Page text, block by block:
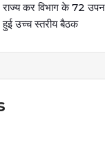
कर विभाग के 72
हुई उच्च स्तरीय बैठक